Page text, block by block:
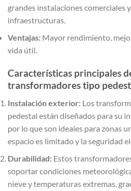
grandes instalaciones comerciales
infraestructuras.
Ventajas: Mayor rendimiento,
vida útil.
Características principales
transformadores tipo
Instalación exterior: Los
pedestal están diseñados para su
por lo que son ideales para zonas
espacio es limitado y la seguridad
Durabilidad: Estos
soportar condiciones
nieve y temperaturas extremas,